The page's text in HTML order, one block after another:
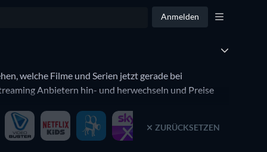
Anmelden
welche Filme und Serien jetzt gerade bei
Anbietern hin- und herwechseln und Preise
ZURÜCKSETZEN